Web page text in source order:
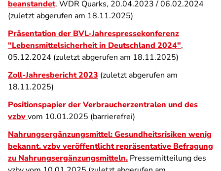
beanstandet. WDR Quarks, 20.04.2023 / 06.02.2024
(zuletzt abgerufen am 18.11.2025)
Präsentation der BVL-Jahrespressekonferenz
"Lebensmittelsicherheit in Deutschland 2024",
05.12.2024 (zuletzt abgerufen am 18.11.2025)
Zoll-Jahresbericht 2023 (zuletzt abgerufen am
18.11.2025)
Positionspapier der Verbraucherzentralen und des
vzbvvom 10.01.2025 (barrierefrei)
Nahrungsergänzungsmittel: Gesundheitsrisiken wenig
bekannt. vzbv veröffentlicht repräsentative Befragung
zu Nahrungsergänzungsmitteln. Pressemitteilung des